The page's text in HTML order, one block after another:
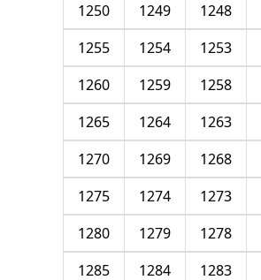
1248
1249
1250
1253
1254
1255
1258
1259
1260
1263
1264
1265
1268
1269
1270
1273
1274
1275
1278
1279
1280
1283
1284
1285